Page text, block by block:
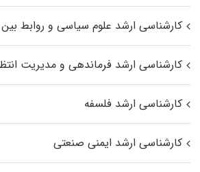
کارشناسی ارشد علوم سیاسی و روابط بین
کارشناسی ارشد فرماندهی و مدیریت
کارشناسی ارشد فلسفه
کارشناسی ارشد ایمنی صنعتی